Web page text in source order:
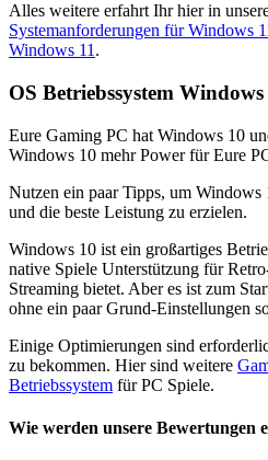
Alles weitere erfahrt Ihr hier in
Systemanforderungen für Windows
Windows 11.
OS Betriebssystem
Eure Gaming PC hat Windows 10
Windows 10 mehr Power für Eure
Nutzen ein paar Tipps, um
und die beste Leistung zu erzielen.
Windows 10 ist ein großartiges
native Spiele Unterstützung für
Streaming bietet. Aber es ist zum
ohne ein paar Grund-Einstellungen
Einige Optimierungen sind
zu bekommen. Hier sind weitere
Betriebssystem für PC Spiele.
Wie werden unsere Bewertungen